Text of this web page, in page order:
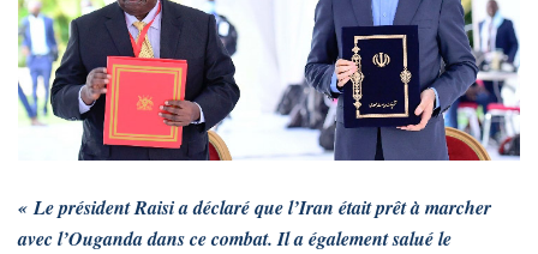
« Le président Raisi a déclaré que l’Iran était prêt à marcher
avec l’Ouganda dans ce combat. Il a également salué le